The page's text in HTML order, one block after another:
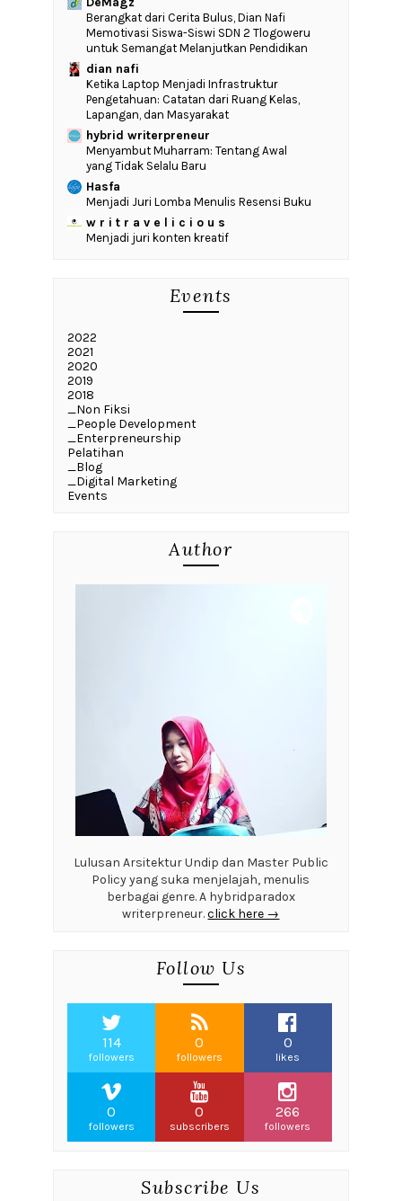
‎Berangkat dari Cerita Bulus, Dian Nafi
Memotivasi Siswa-Siswi SDN 2 Tlogoweru
untuk Semangat Melanjutkan Pendidikan
dian nafi
Ketika Laptop Menjadi Infrastruktur
Pengetahuan: Catatan dari Ruang Kelas,
Lapangan, dan Masyarakat
hybrid writerpreneur
Menyambut Muharram: Tentang Awal
yang Tidak Selalu Baru
Hasfa
Menjadi Juri Lomba Menulis Resensi Buku
w r i t r a v e l i c i o u s
Menjadi juri konten kreatif
Events
2022
2021
2020
2019
2018
_Non Fiksi
_People Development
_Enterpreneurship
Pelatihan
_Blog
_Digital Marketing
Events
Author
Lulusan Arsitektur Undip dan Master Public
Policy yang suka menjelajah, menulis
berbagai genre. A hybridparadox
writerpreneur.click here →
Follow Us
114
followers
0
followers
0
likes
0
followers
0
subscribers
266
followers
Subscribe Us